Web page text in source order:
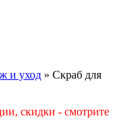
и уход » Скраб для
скидки - смотрите